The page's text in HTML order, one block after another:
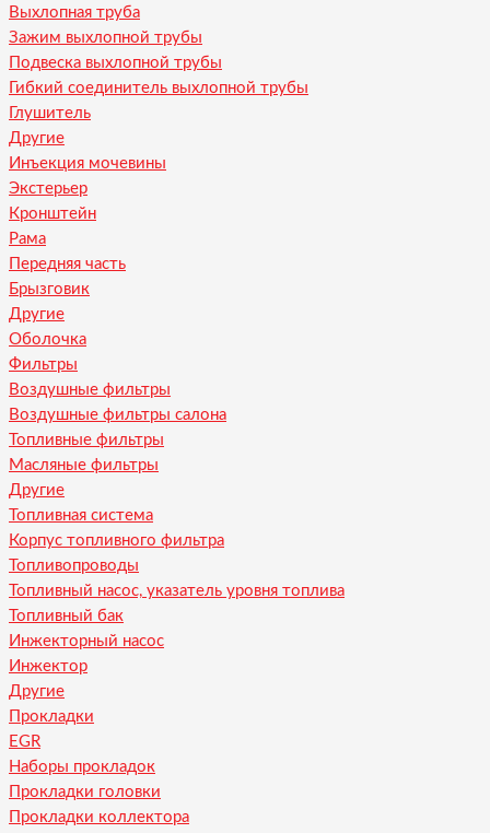
Выхлопная труба
Зажим выхлопной трубы
Подвеска выхлопной трубы
Гибкий соединитель выхлопной трубы
Глушитель
Другие
Инъекция мочевины
Экстерьер
Кронштейн
Рама
Передняя часть
Брызговик
Другие
Оболочка
Фильтры
Воздушные фильтры
Воздушные фильтры салона
Топливные фильтры
Масляные фильтры
Другие
Топливная система
Корпус топливного фильтра
Топливопроводы
Топливный насос, указатель уровня топлива
Топливный бак
Инжекторный насос
Инжектор
Другие
Прокладки
EGR
Наборы прокладок
Прокладки головки
Прокладки коллектора